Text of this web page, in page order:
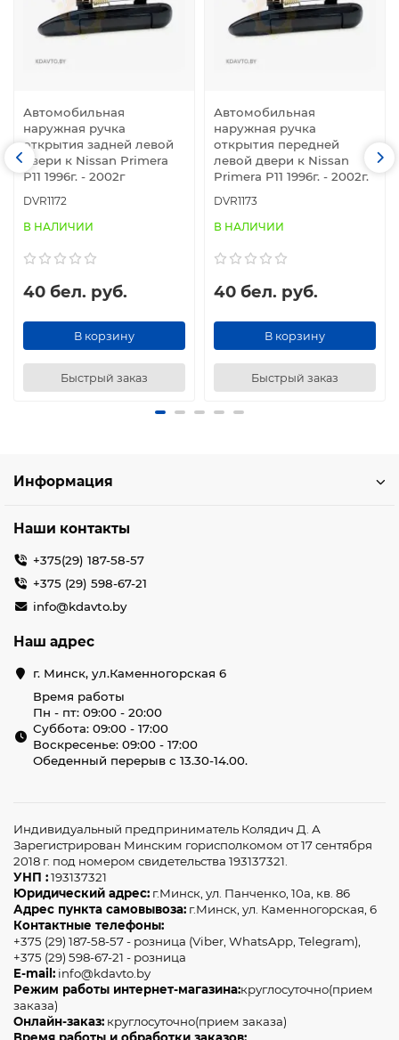
Автомобильная
наружная ручка
открытия задней левой
двери к Nissan Primera
P11 1996г. - 2002г
DVR1172
В НАЛИЧИИ
40 бел. руб.
В корзину
Быстрый заказ
Автомобильная
наружная ручка
открытия передней
левой двери к Nissan
Primera P11 1996г. - 2002г.
DVR1173
В НАЛИЧИИ
40 бел. руб.
В корзину
Быстрый заказ
Информация
Наши контакты
+375(29) 187-58-57
+375 (29) 598-67-21
info@kdavto.by
Наш адрес
г. Минск, ул.Каменногорская 6
Время работы
Пн - пт: 09:00 - 20:00
Суббота: 09:00 - 17:00
Воскресенье: 09:00 - 17:00
Обеденный перерыв с 13.30-14.00.
Индивидуальный предприниматель Колядич Д. А
Зарегистрирован Минским горисполкомом от 17 сентября
2018 г. под номером свидетельства 193137321.
УНП :193137321
Юридический адрес: г.Минск, ул. Панченко, 10а, кв. 86
Адрес пункта самовывоза: г.Минск, ул. Каменногорская, 6
Контактные телефоны:
+375 (29) 187-58-57 - розница (Viber, WhatsApp, Telegram),
+375 (29) 598-67-21 - розница
E-mail: info@kdavto.by
Режим работы интернет-магазина:круглосуточно(прием
заказа)
Онлайн-заказ: круглосуточно(прием заказа)